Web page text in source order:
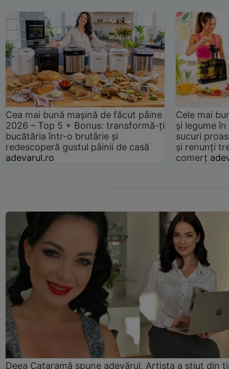
Cea mai bună mașină de făcut pâine
2026 – Top 5 + Bonus: transformă-ți
bucătăria într-o brutărie și
redescoperă gustul pâinii de casă
adevarul.ro
Cele mai
și legume
sucuri
și renunți
comerț
Deea Cataramă spune adevărul. Artista a știut din